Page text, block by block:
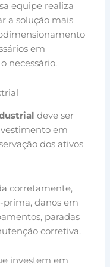
equipe realiza
a solução mais
em
necessário.
deve ser
em
dos ativos
corretamente,
danos em
paradas
corretiva.
investem em